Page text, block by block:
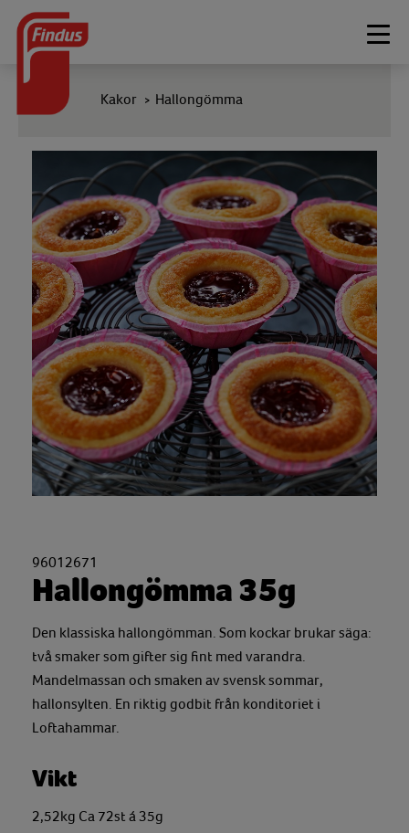
Kakor > Hallongömma
96012671
Hallongömma 35g
Den klassiska hallongömman. Som kockar brukar säga:
två smaker som gifter sig fint med varandra.
Mandelmassan och smaken av svensk sommar,
hallonsylten. En riktig godbit från konditoriet i
Loftahammar.
Vikt
2,52kg Ca 72st á 35g